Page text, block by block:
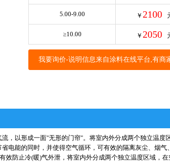
5.00-9.00 ￥ 2100
≥10.00 ￥ 2050
我要询价-说明信息来自涂料在线平台,有商
，以形成一面"无形的门帘"。将室内外分成两个独立温度
电能的同时，并使得空气循环，可有效的隔离灰尘、烟气
效防止冷(暖)气外泄，将室内外分成两个独立温度区域，